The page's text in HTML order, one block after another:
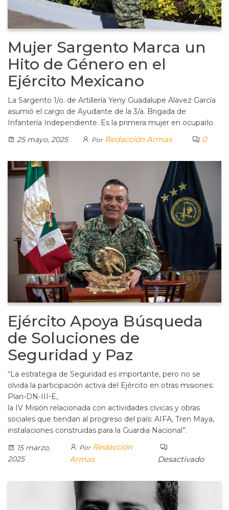
Mujer Sargento Marca un
Hito de Género en el
Ejército Mexicano
La Sargento 1/o. de Artillería Yeny Guadalupe Alavez García
asumió el cargo de Ayudante de la 3/a. Brigada de
Infantería Independiente. Es la primera mujer en ocuparlo.
25 mayo, 2025
Por Redacción Armas 0
Ejército Apoya Búsqueda
de Soluciones de
Seguridad y Paz
“La estrategia de Seguridad es importante, pero no se
olvida la participación activa del Ejército en otras misiones:
Plan-DN-III-E,
la IV Misión relacionada con actividades cívicas y obras
sociales que tiendan al progreso del país: AIFA, Tren Maya,
instalaciones construidas para la Guardia Nacional”.
15 marzo,
2025
Por Redacción
Armas
Desactivado